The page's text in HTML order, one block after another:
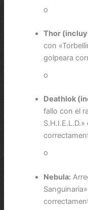
o
Thor
con
golpeara
o
Deathlok
fallo con el
o
Nebula: